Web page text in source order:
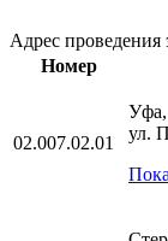
Адрес проведения
Номер
02.007.02.01
Уфа,
ул.